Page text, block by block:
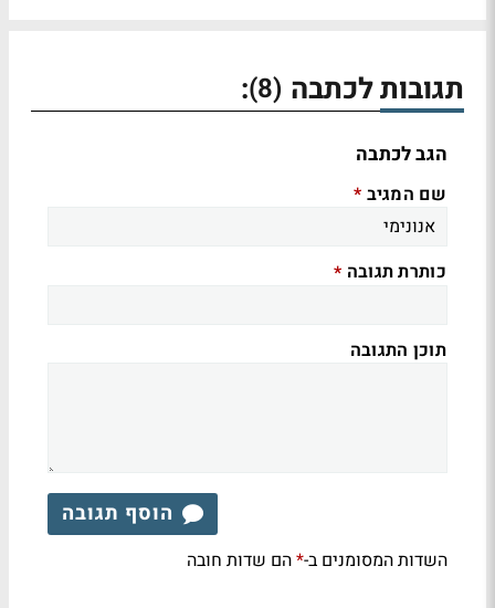
תגובות לכתבה (8)
:
הגב לכתבה
שם המגיב *
כותרת תגובה *
תוכן התגובה
הוסף תגובה
השדות המסומנים ב-*הם שדות חובה